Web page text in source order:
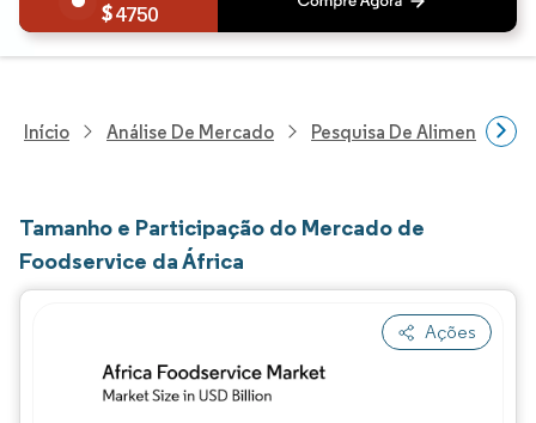
4750
Início Análise De Mercado Pesquisa De Alimentos E
Tamanho e Participação do Mercado de
Foodservice da África
Ações